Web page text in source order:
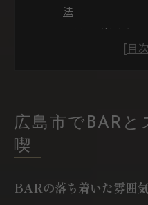
法
ステージ演出と
広島市で大人向
大人が楽しむ広島市
広島市ならでは
広島市でBARと
喫
BARの落ち着いた雰囲